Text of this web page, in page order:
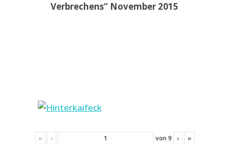
Verbrechens“ November 2015
« ‹ von 9 › »